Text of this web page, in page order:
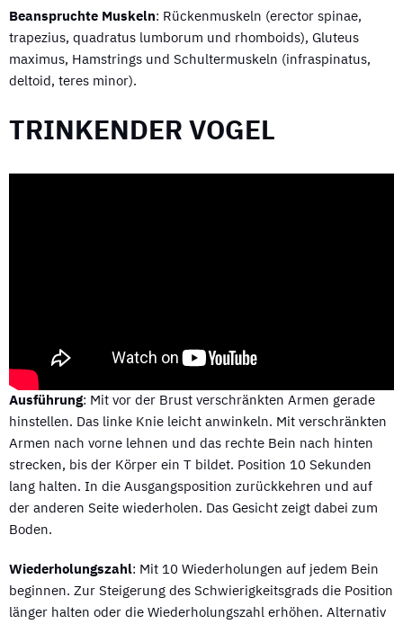
Beanspruchte Muskeln: Rückenmuskeln (erector spinae,
trapezius, quadratus lumborum und rhomboids), Gluteus
maximus, Hamstrings und Schultermuskeln (infraspinatus,
deltoid, teres minor).
TRINKENDER VOGEL
Ausführung: Mit vor der Brust verschränkten Armen gerade
hinstellen. Das linke Knie leicht anwinkeln. Mit verschränkten
Armen nach vorne lehnen und das rechte Bein nach hinten
strecken, bis der Körper ein T bildet. Position 10 Sekunden
lang halten. In die Ausgangsposition zurückkehren und auf
der anderen Seite wiederholen. Das Gesicht zeigt dabei zum
Boden.
Wiederholungszahl: Mit 10 Wiederholungen auf jedem Bein
beginnen. Zur Steigerung des Schwierigkeitsgrads die Position
länger halten oder die Wiederholungszahl erhöhen. Alternativ